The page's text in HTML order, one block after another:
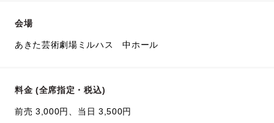
会場
あきた芸術劇場ミルハス 中ホール
料金 (全席指定・税込)
前売 3,000円、当日 3,500円